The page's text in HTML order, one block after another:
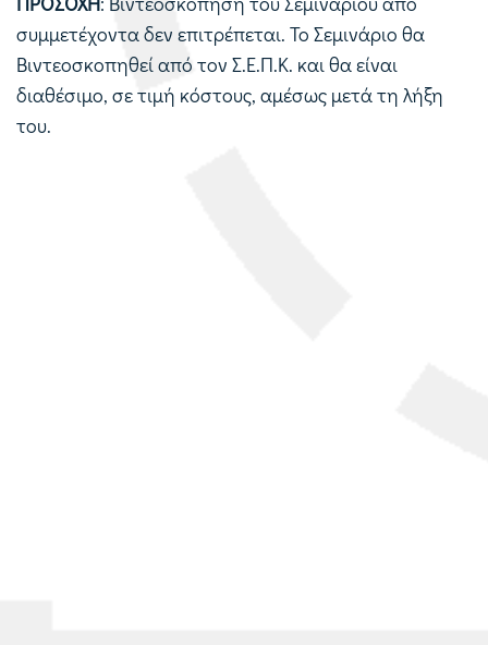
συμμετέχοντα δεν επιτρέπεται. Το Σεμινάριο θα
Βιντεοσκοπηθεί από τον Σ.Ε.Π.Κ. και θα είναι
διαθέσιμο, σε τιμή κόστους, αμέσως μετά τη λήξη
του.